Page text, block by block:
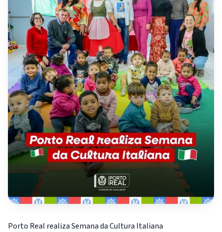
Porto Real realiza Semana da Cultura Italiana